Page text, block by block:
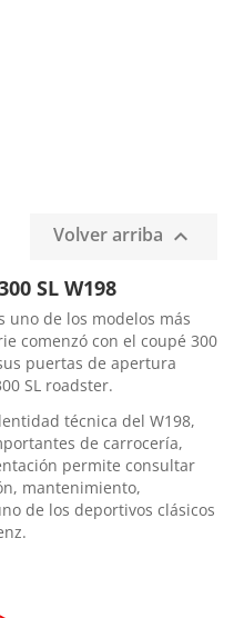
Volver arriba 
SL W198
uno de los modelos más
comenzó con el coupé 300
puertas de apertura
SL roadster.
técnica del W198,
de carrocería,
permite consultar
mantenimiento,
de los deportivos clásicos